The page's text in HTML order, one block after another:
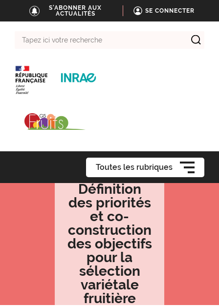
S'ABONNER AUX
ACTUALITÉS
SE CONNECTER
Toutes les rubriques
Définition
des priorités
et co-
construction
des objectifs
pour la
sélection
variétale
fruitière